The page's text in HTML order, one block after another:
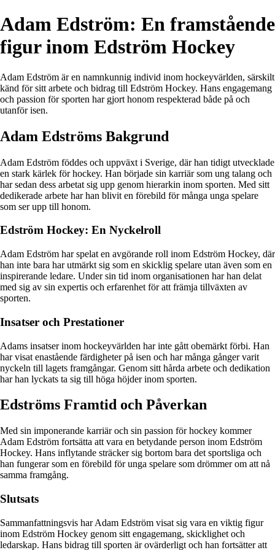
Adam Edström: En framstående
figur inom Edström Hockey
Adam Edström är en namnkunnig individ inom hockeyvärlden, särskilt
känd för sitt arbete och bidrag till Edström Hockey. Hans engagemang
och passion för sporten har gjort honom respekterad både på och
utanför isen.
Adam Edströms Bakgrund
Adam Edström föddes och uppväxt i Sverige, där han tidigt utvecklade
en stark kärlek för hockey. Han började sin karriär som ung talang och
har sedan dess arbetat sig upp genom hierarkin inom sporten. Med sitt
dedikerade arbete har han blivit en förebild för många unga spelare
som ser upp till honom.
Edström Hockey: En Nyckelroll
Adam Edström har spelat en avgörande roll inom Edström Hockey, där
han inte bara har utmärkt sig som en skicklig spelare utan även som en
inspirerande ledare. Under sin tid inom organisationen har han delat
med sig av sin expertis och erfarenhet för att främja tillväxten av
sporten.
Insatser och Prestationer
Adams insatser inom hockeyvärlden har inte gått obemärkt förbi. Han
har visat enastående färdigheter på isen och har många gånger varit
nyckeln till lagets framgångar. Genom sitt hårda arbete och dedikation
har han lyckats ta sig till höga höjder inom sporten.
Edströms Framtid och Påverkan
Med sin imponerande karriär och sin passion för hockey kommer
Adam Edström fortsätta att vara en betydande person inom Edström
Hockey. Hans inflytande sträcker sig bortom bara det sportsliga och
han fungerar som en förebild för unga spelare som drömmer om att nå
samma framgång.
Slutsats
Sammanfattningsvis har Adam Edström visat sig vara en viktig figur
inom Edström Hockey genom sitt engagemang, skicklighet och
ledarskap. Hans bidrag till sporten är ovärderligt och han fortsätter att